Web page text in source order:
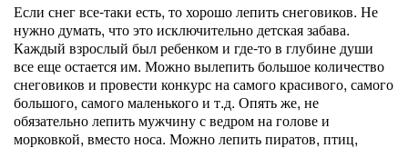
Если снег все-таки есть, то хорошо лепить снеговиков. Не
нужно думать, что это исключительно детская забава.
Каждый взрослый был ребенком и где-то в глубине души
все еще остается им. Можно вылепить большое количество
снеговиков и провести конкурс на самого красивого, самого
большого, самого маленького и т.д. Опять же, не
обязательно лепить мужчину с ведром на голове и
морковкой, вместо носа. Можно лепить пиратов, птиц,